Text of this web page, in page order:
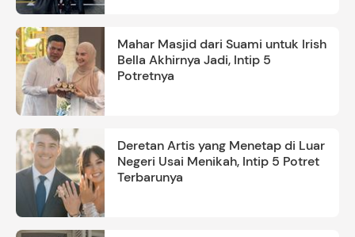
Mahar Masjid dari Suami untuk Irish
Bella Akhirnya Jadi, Intip 5
Potretnya
Deretan Artis yang Menetap di Luar
Negeri Usai Menikah, Intip 5 Potret
Terbarunya